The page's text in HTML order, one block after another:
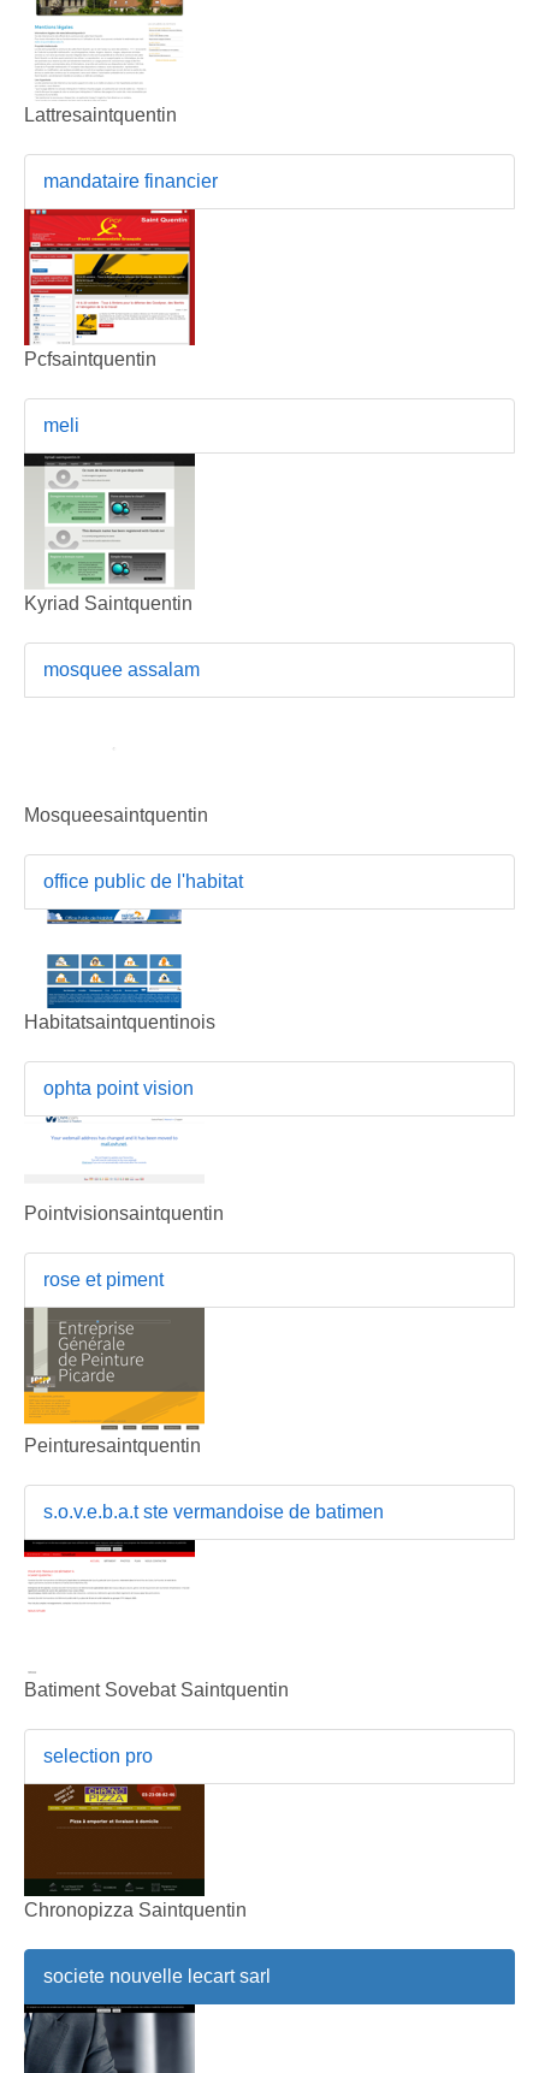
Lattresaintquentin
mandataire financier
Pcfsaintquentin
meli
Kyriad Saintquentin
mosquee assalam
Mosqueesaintquentin
office public de l'habitat
Habitatsaintquentinois
ophta point vision
Pointvisionsaintquentin
rose et piment
Peinturesaintquentin
s.o.v.e.b.a.t ste vermandoise de batimen
Batiment Sovebat Saintquentin
selection pro
Chronopizza Saintquentin
societe nouvelle lecart sarl